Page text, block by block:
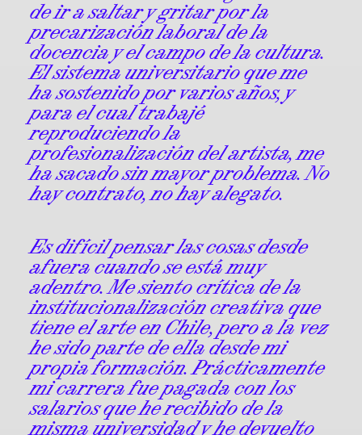
de ir a saltar y gritar por la
precarización laboral de la
docencia y el campo de la cultura.
El sistema universitario que me
ha sostenido por varios años, y
para el cual trabajé
reproduciendo la
profesionalización del artista, me
ha sacado sin mayor problema. No
hay contrato, no hay alegato.
Es difícil pensar las cosas desde
afuera cuando se está muy
adentro. Me siento crítica de la
institucionalización creativa que
tiene el arte en Chile, pero a la vez
he sido parte de ella desde mi
propia formación. Prácticamente
mi carrera fue pagada con los
salarios que he recibido de la
misma universidad y he devuelto